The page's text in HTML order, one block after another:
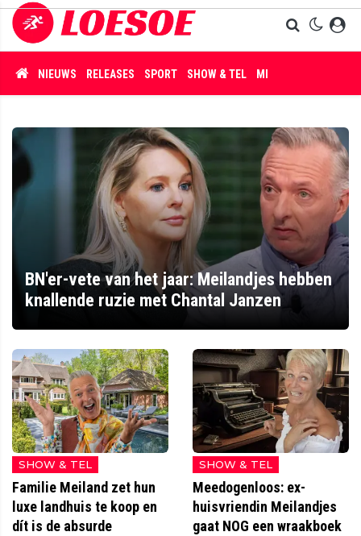
NIEUWS RELEASES SPORT SHOW & TEL MISDAAD
BN'er-vete van het jaar: Meilandjes hebben
knallende ruzie met Chantal Janzen
SHOW & TEL
Familie Meiland zet hun
luxe landhuis te koop en
dít is de absurde
SHOW & TEL
Meedogenloos: ex-
huisvriendin Meilandjes
gaat NOG een wraakboek